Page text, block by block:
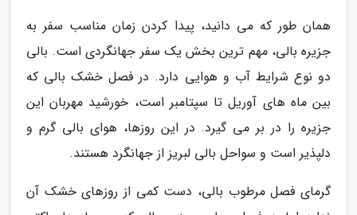
همان­ طور که می­ دانید، پیدا کردن زمان مناسب سفر به
جزیره بالی، مهم ترین بخش یک سفر جهانگردی است. بالی
دو نوع شرایط آب و هوایی دارد. در فصل خشک بالی که
بین ماه­ های آوریل تا سپتامبر است، خورشید مهربان این
جزیره را در بر می گیرد. در این روزها، هوای بالی گرم و
دلپذیر است و سواحل بالی لبریز از جهانگرد هستند.
گرمای فصل مرطوب بالی، دست کمی از روزهای خشک آن